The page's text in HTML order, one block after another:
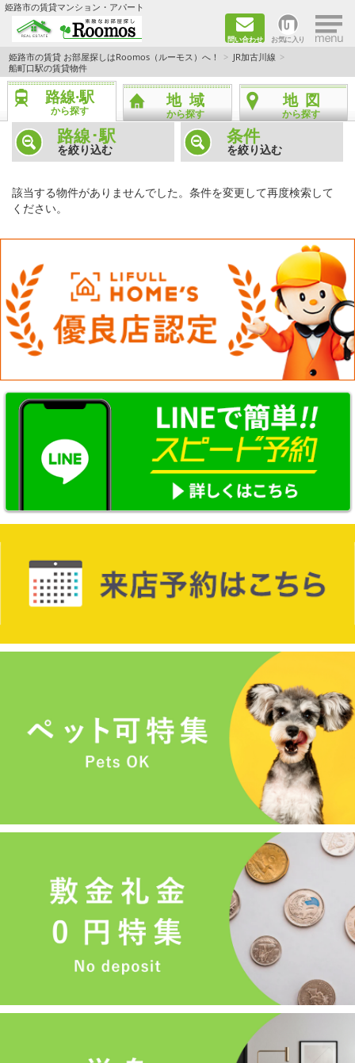
姫路市の賃貸マンション・アパート
問い合わせ お気に入り ×
TOPページ
ファミリー向けの部屋を探す
一人暮らし向けの部屋を探す
カップル向けの部屋を探す
敷金礼金0円の部屋を探す
都市ガス&オール電化の部屋を探す
ネット無料の部屋を探す
☆新築物件☆
☆インターネット無料物件☆
☆敷金·礼金0円物件☆
路線·駅から探す
地域から探す
スタッフ紹介
メールでお問い合わせ
姫路市の賃貸 お部屋探しはRoomos（ルーモス）へ！
JR加古川線
船町口駅の賃貸物件
路線·駅
から探す
地域
から探す
地図
から探す
路線･駅
を絞り込む
条件
を絞り込む
該当する物件がありませんでした。条件を変更して再度検索して
ください。